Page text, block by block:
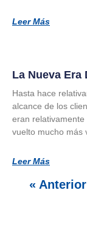
Leer Más
La Nueva Era
Hasta hace
alcance de los
eran
vuelto mucho más
Leer Más
« Anterior